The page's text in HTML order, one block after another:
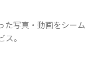
た写真・動画をシーム
。